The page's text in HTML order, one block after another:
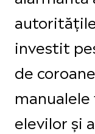
investit
de
elevilor și